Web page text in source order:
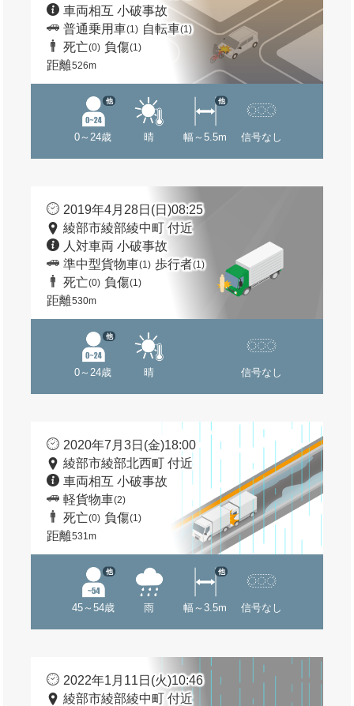
車両相互 小破事故
普通乗用車(1) 自転車(1)
死亡(0) 負傷(1)
距離526m
0～24歳
他
晴 幅～5.5m
他
信号なし
2019年4月28日(日)08:25
綾部市綾部綾中町 付近
人対車両 小破事故
準中型貨物車(1) 歩行者(1)
死亡(0) 負傷(1)
距離530m
0～24歳
他
晴 信号なし
2020年7月3日(金)18:00
綾部市綾部北西町 付近
車両相互 小破事故
軽貨物車(2)
死亡(0) 負傷(1)
距離531m
45～54歳
他
雨 幅～3.5m
他
信号なし
2022年1月11日(火)10:46
綾部市綾部綾中町 付近